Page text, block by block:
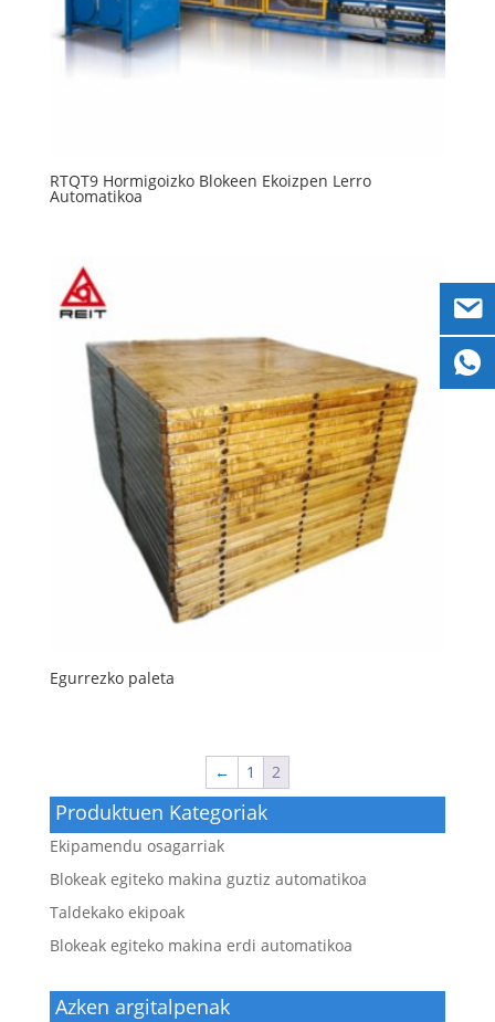
RTQT9 Hormigoizko Blokeen Ekoizpen Lerro
Automatikoa
Egurrezko paleta
← 1 2
Produktuen Kategoriak
Ekipamendu osagarriak
Blokeak egiteko makina guztiz automatikoa
Taldekako ekipoak
Blokeak egiteko makina erdi automatikoa
Azken argitalpenak